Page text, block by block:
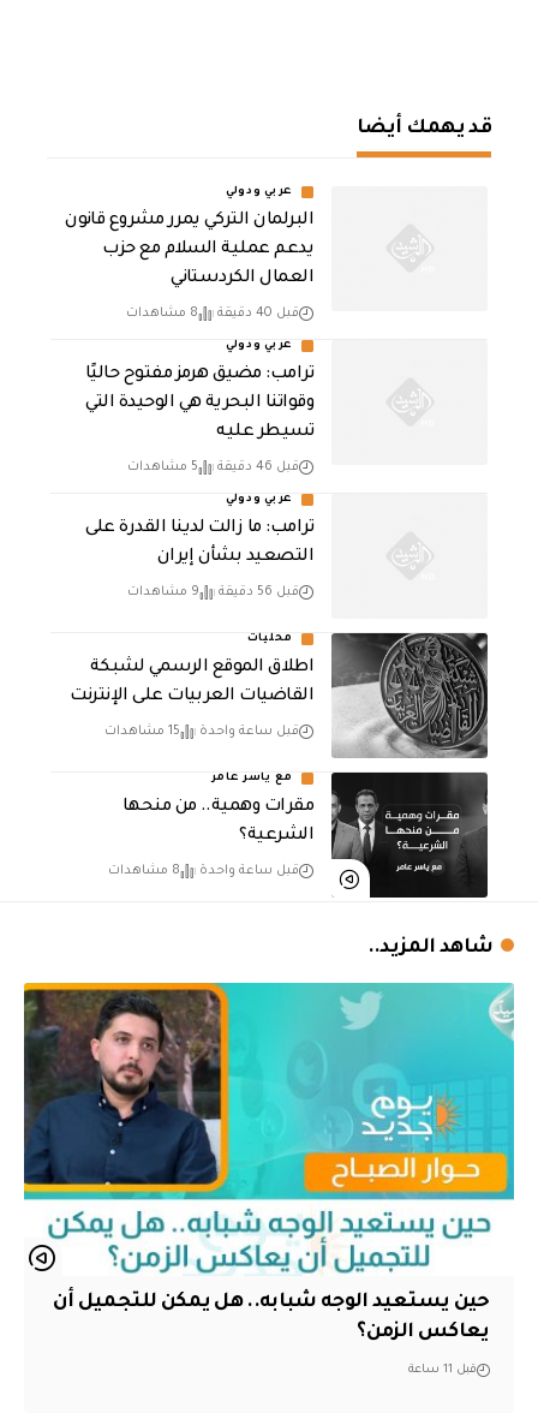
قد يهمك أيضا
عربي ودولي
‏البرلمان التركي يمرر مشروع قانون
يدعم عملية السلام مع حزب
العمال الكردستاني
قبل 40 دقيقة 8 مشاهدات
عربي ودولي
ترامب: مضيق هرمز مفتوح حاليًا
وقواتنا البحرية هي الوحيدة التي
تسيطر عليه
قبل 46 دقيقة 5 مشاهدات
عربي ودولي
ترامب: ما زالت لدينا القدرة على
التصعيد بشأن إيران
قبل 56 دقيقة 9 مشاهدات
محليات
اطلاق الموقع الرسمي لشبكة
القاضيات العربيات على الإنترنت
قبل ساعة واحدة 15 مشاهدات
مع ياسر عامر
مقرات وهمية.. من منحها
الشرعية؟
قبل ساعة واحدة 8 مشاهدات
شاهد المزيد..
حين يستعيد الوجه شبابه.. هل يمكن للتجميل أن
يعاكس الزمن؟
قبل 11 ساعة